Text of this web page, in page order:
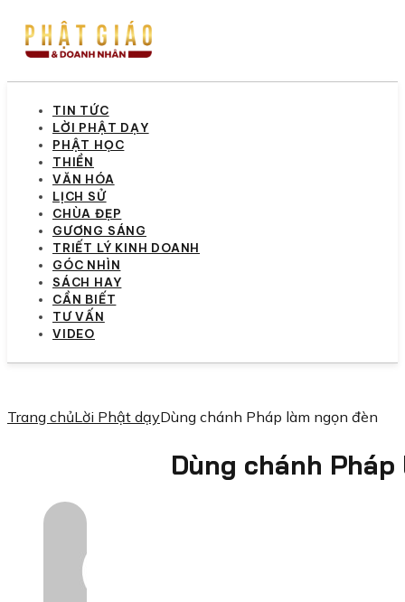
TIN TỨC
LỜI PHẬT DẠY
PHẬT HỌC
THIỀN
VĂN HÓA
LỊCH SỬ
CHÙA ĐẸP
GƯƠNG SÁNG
TRIẾT LÝ KINH DOANH
GÓC NHÌN
SÁCH HAY
CẦN BIẾT
TƯ VẤN
VIDEO
Trang chủLời Phật dạyDùng chánh Pháp làm ngọn đèn
Dùng chánh